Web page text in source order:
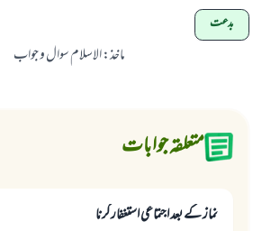
بدعت
ماخذ:الاسلام سوال و جواب
متعلقہ جوابات
نماز كے بعد اجتماعى استغفار كرنا